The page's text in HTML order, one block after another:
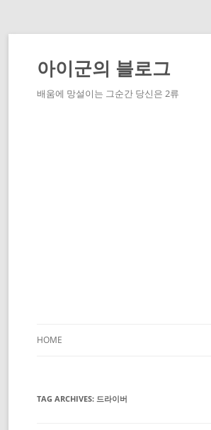
Skip
content
아이군의 블로그
배움에 망설이는 그순간 당신은 2류
HOME
TAG ARCHIVES: 드라이버